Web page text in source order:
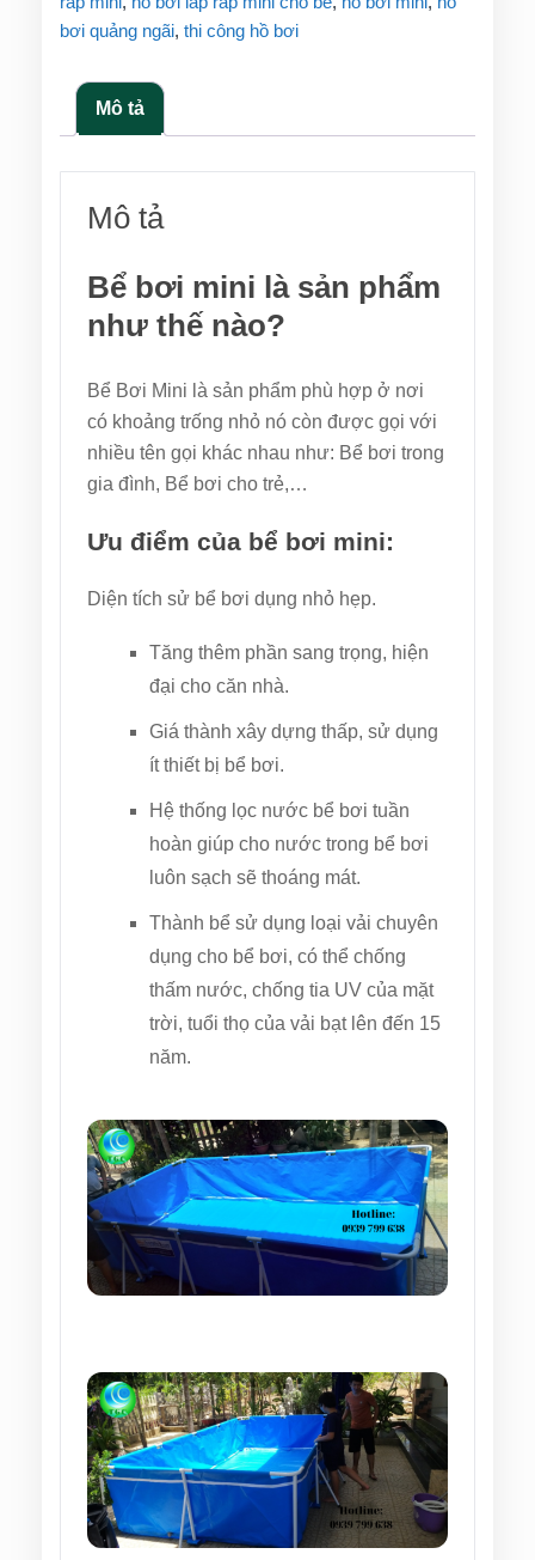
bơi quảng ngãi, thi công hồ bơi
Mô tả
Mô tả
Bể bơi mini là sản phẩm
như thế nào?
Bể Bơi Mini là sản phẩm phù hợp ở nơi
có khoảng trống nhỏ nó còn được gọi với
nhiều tên gọi khác nhau như: Bể bơi trong
gia đình, Bể bơi cho trẻ,…
Ưu điểm của bể bơi mini:
Diện tích sử bể bơi dụng nhỏ hẹp.
Tăng thêm phần sang trọng, hiện
đại cho căn nhà.
Giá thành xây dựng thấp, sử dụng
ít thiết bị bể bơi.
Hệ thống lọc nước bể bơi tuần
hoàn giúp cho nước trong bể bơi
luôn sạch sẽ thoáng mát.
Thành bể sử dụng loại vải chuyên
dụng cho bể bơi, có thể chống
thấm nước, chống tia UV của mặt
trời, tuổi thọ của vải bạt lên đến 15
năm.